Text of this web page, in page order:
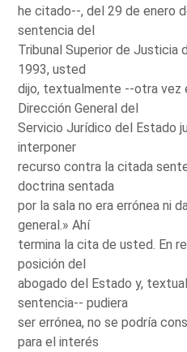
he citado--, del 29 de enero
sentencia del
Tribunal Superior de Justicia
1993, usted
dijo, textualmente --otra vez
Dirección General del
Servicio Jurídico del Estado
interponer
recurso contra la citada
doctrina sentada
por la sala no era errónea ni
general.» Ahí
termina la cita de usted. En
posición del
abogado del Estado y,
sentencia-- pudiera
ser errónea, no se podría
para el interés